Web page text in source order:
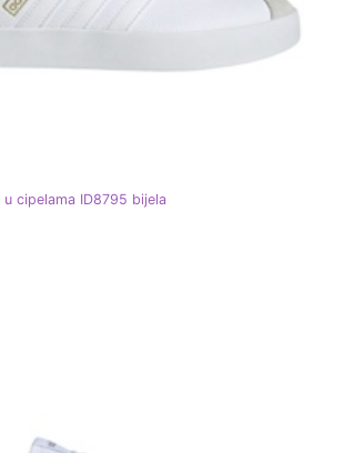
cipelama ID8795 bijela